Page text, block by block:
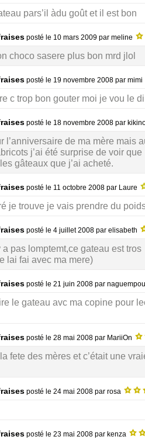
pars’il àdu goût et il est bon
posté le 10 mars 2009 par meline
choco sasere plus bon mrd jlol
posté le 19 novembre 2008 par mimi
c trop bon gouter moi je vou le di
posté le 18 novembre 2008 par
l’anniversaire de ma mère mais
j’ai été surprise de voir
gâteaux que j’ai acheté.
posté le 11 octobre 2008 par Laure
je trouve je vais prendre du
posté le 4 juillet 2008 par elisabeth
pas lomptemt,ce gateau est tros
lai fai avec ma mere)
posté le 21 juin 2008 par
le gateau avc ma copine pour
posté le 28 mai 2008 par MariiOn
fete des mères et c’était une
posté le 24 mai 2008 par rosa
posté le 23 mai 2008 par kenza